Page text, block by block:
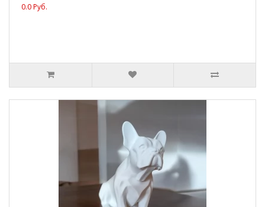
0.0 Руб.